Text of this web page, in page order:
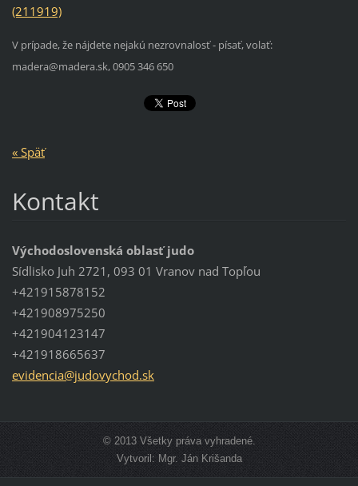
(211919)
V prípade, že nájdete nejakú nezrovnalosť - písať, volať:
madera@madera.sk, 0905 346 650
« Späť
Kontakt
Východoslovenská oblasť judo
Sídlisko Juh 2721, 093 01 Vranov nad Topľou
+421915878152
+421908975250
+421904123147
+421918665637
evidencia@judovychod.sk
© 2013 Všetky práva vyhradené.
Vytvoril: Mgr. Ján Krišanda